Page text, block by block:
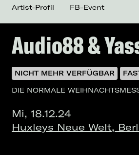
Audio88 &
NICHT MEHR VERFÜGBAR
DIE NORMALE
Mi, 18.12.24
Huxleys Neue Welt,
Artist-Profil FB-Event